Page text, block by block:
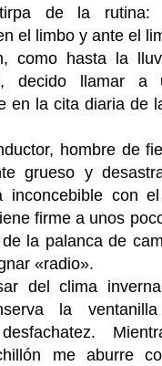
de la rutina:
el limbo y ante el
como hasta la
decido llamar
en la cita diaria de
hombre de
grueso y
inconcebible con
firme a unos
la palanca de
«radio».
del clima
la
me aburre